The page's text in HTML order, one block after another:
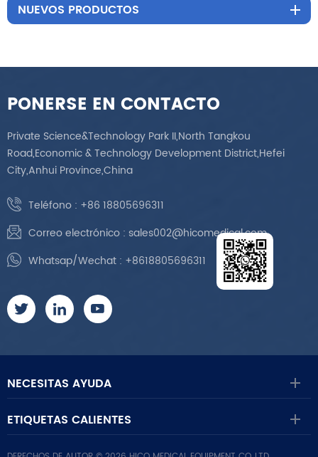
NUEVOS PRODUCTOS
PONERSE EN CONTACTO
Private Science&Technology Park II,North Tangkou
Road,Economic & Technology Development District,Hefei
City,Anhui Province,China
Teléfono : +86 18805696311
Correo electrónico : sales002@hicomedical.com
Whatsap/Wechat : +8618805696311
NECESITAS AYUDA
ETIQUETAS CALIENTES